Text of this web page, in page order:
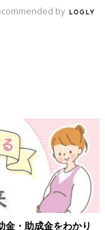
by
策、知っておいて！